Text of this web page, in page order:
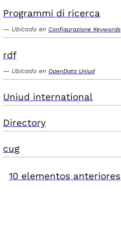
Programmi di ricerca
Ubicado en Configurazione Keywords
rdf
Ubicado en OpenData Uniud
Uniud international
Directory
cug
10 elementos anteriores